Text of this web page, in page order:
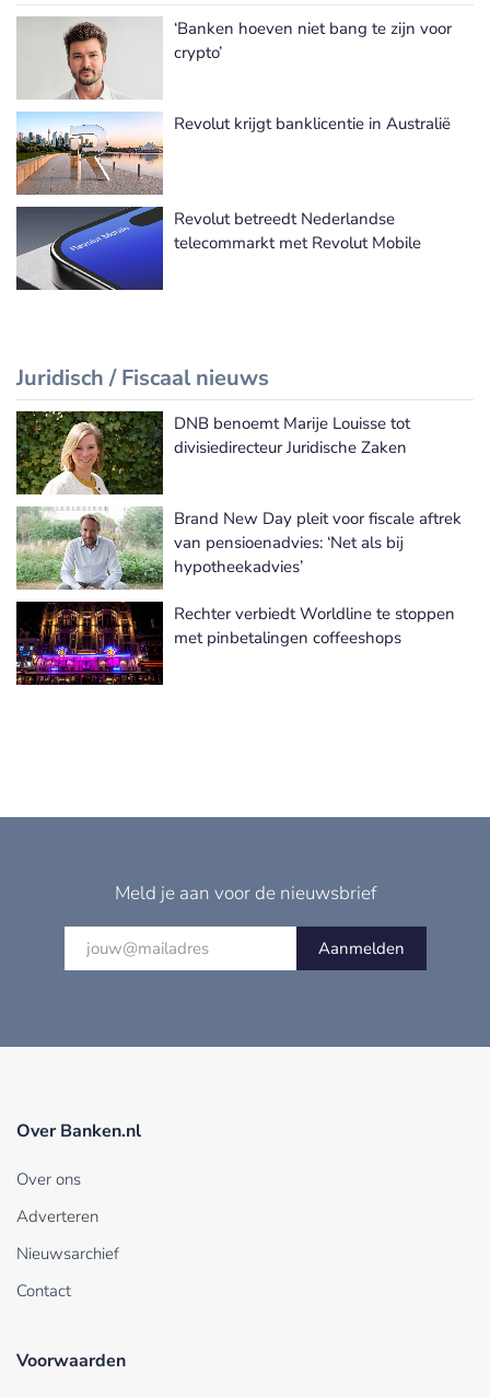
‘Banken hoeven niet bang te zijn voor
crypto’
Revolut krijgt banklicentie in Australië
Revolut betreedt Nederlandse
telecommarkt met Revolut Mobile
Juridisch / Fiscaal nieuws
Meer Juridisch / Fiscaal nieuws
DNB benoemt Marije Louisse tot
divisiedirecteur Juridische Zaken
Brand New Day pleit voor fiscale aftrek
van pensioenadvies: ‘Net als bij
hypotheekadvies’
Rechter verbiedt Worldline te stoppen
met pinbetalingen coffeeshops
Meld je aan voor de nieuwsbrief
Aanmelden
Over Banken.nl
Over ons
Adverteren
Nieuwsarchief
Contact
Voorwaarden